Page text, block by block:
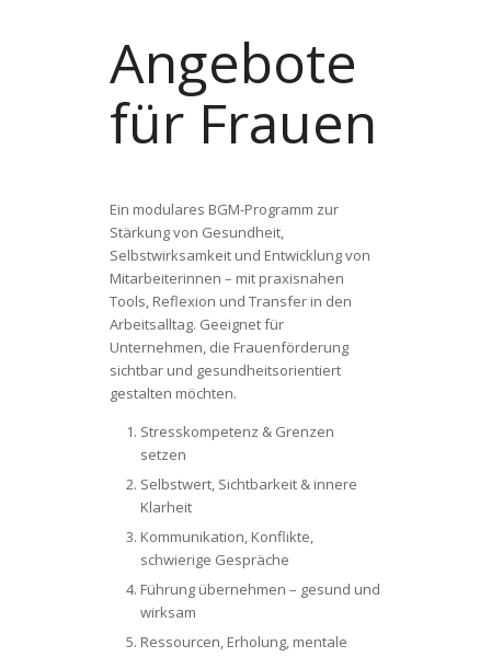
Angebote
für Frauen
Ein modulares BGM-Programm zur
Stärkung von Gesundheit,
Selbstwirksamkeit und Entwicklung von
Mitarbeiterinnen – mit praxisnahen
Tools, Reflexion und Transfer in den
Arbeitsalltag. Geeignet für
Unternehmen, die Frauenförderung
sichtbar und gesundheitsorientiert
gestalten möchten.
Stresskompetenz & Grenzen
setzen
Selbstwert, Sichtbarkeit & innere
Klarheit
Kommunikation, Konflikte,
schwierige Gespräche
Führung übernehmen – gesund und
wirksam
Ressourcen, Erholung, mentale